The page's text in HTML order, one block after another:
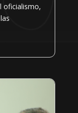
oficialismo,